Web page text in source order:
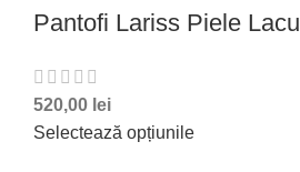
Pantofi Lariss Piele
520,00 lei
Selectează opțiunile